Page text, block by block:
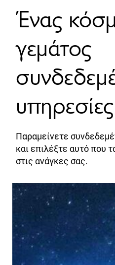
Ένας
γεμάτος
υπηρεσίες
Παραμείνετε
και επιλέξτε αυτό που
στις ανάγκες σας.